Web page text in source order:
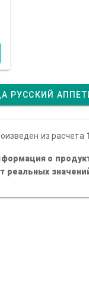
РУССКИЙ
из расчета
о
реальных